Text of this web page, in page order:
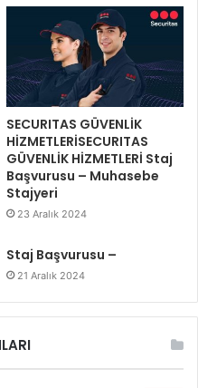
SECURITAS GÜVENLİK
HİZMETLERİSECURITAS
GÜVENLİK HİZMETLERİ Staj
Başvurusu – Muhasebe
Stajyeri
23 Aralık 2024
Staj Başvurusu –
21 Aralık 2024